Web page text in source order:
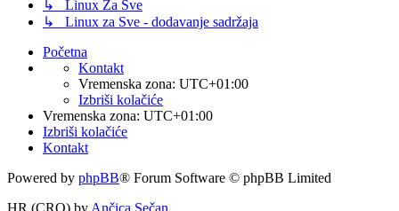
↳ Linux Za Sve
↳ Linux za Sve - dodavanje sadržaja
Početna
Kontakt
Vremenska zona: UTC+01:00
Izbriši kolačiće
Vremenska zona: UTC+01:00
Izbriši kolačiće
Kontakt
Powered by phpBB® Forum Software © phpBB Limited